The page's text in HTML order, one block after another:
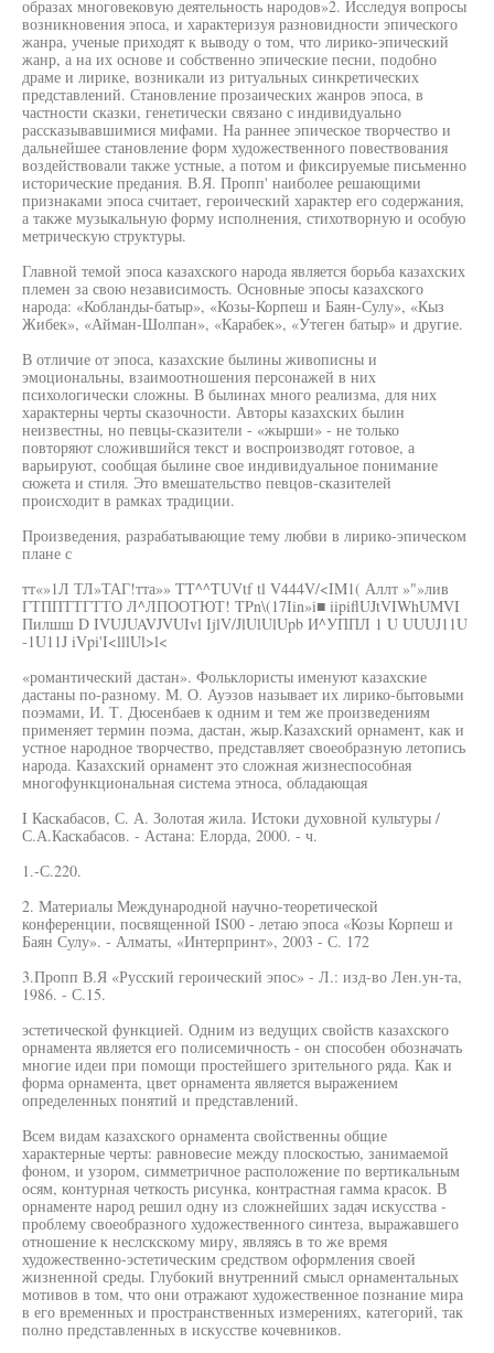
образах многовековую деятельность народов»2. Исследуя вопросы
возникновения эпоса, и характеризуя разновидности эпического
жанра, ученые приходят к выводу о том, что лирико-эпический
жанр, а на их основе и собственно эпические песни, подобно
драме и лирике, возникали из ритуальных синкретических
представлений. Становление прозаических жанров эпоса, в
частности сказки, генетически связано с индивидуально
рассказывавшимися мифами. На раннее эпическое творчество и
дальнейшее становление форм художественного повествования
воздействовали также устные, а потом и фиксируемые письменно
исторические предания. В.Я. Пропп' наиболее решающими
признаками эпоса считает, героический характер его содержания,
а также музыкальную форму исполнения, стихотворную и особую
метрическую структуры.
Главной темой эпоса казахского народа является борьба казахских
племен за свою независимость. Основные эпосы казахского
народа: «Кобланды-батыр», «Козы-Корпеш и Баян-Сулу», «Кыз
Жибек», «Айман-Шолпан», «Карабек», «Утеген батыр» и другие.
В отличие от эпоса, казахские былины живописны и
эмоциональны, взаимоотношения персонажей в них
психологически сложны. В былинах много реализма, для них
характерны черты сказочности. Авторы казахских былин
неизвестны, но певцы-сказители - «жырши» - не только
повторяют сложившийся текст и воспроизводят готовое, а
варьируют, сообщая былине свое индивидуальное понимание
сюжета и стиля. Это вмешательство певцов-сказителей
происходит в рамках традиции.
Произведения, разрабатывающие тему любви в лирико-эпическом
плане с
тт«»1Л ТЛ»ТАГ!тта»» TT^^TUVtf tl V444V/<IM1( Аллт »"»лив
ГТППТТГТТО Л^ЛПООТЮТ! TPn\(17Iin»i■ iipiflUJtVIWhUMVI
Пилшш D IVUJUAVJVUIvl IjlV/JlUlUlUpb И^УППЛ 1 U UUUJ11U
-1U11J iVpi'I<lllUl>l<
«романтический дастан». Фольклористы именуют казахские
дастаны по-разному. М. О. Ауэзов называет их лирико-бытовыми
поэмами, И. Т. Дюсенбаев к одним и тем же произведениям
применяет термин поэма, дастан, жыр.Казахский орнамент, как и
устное народное творчество, представляет своеобразную летопись
народа. Казахский орнамент это сложная жизнеспособная
многофункциональная система этноса, обладающая
I Каскабасов, С. А. Золотая жила. Истоки духовной культуры /
С.А.Каскабасов. - Астана: Елорда, 2000. - ч.
1.-С.220.
2. Материалы Международной научно-теоретической
конференции, посвященной IS00 - летаю эпоса «Козы Корпеш и
Баян Сулу». - Алматы, «Интерпринт», 2003 - С. 172
3.Пропп В.Я «Русский героический эпос» - Л.: изд-во Лен.ун-та,
1986. - С.15.
эстетической функцией. Одним из ведущих свойств казахского
орнамента является его полисемичность - он способен обозначать
многие идеи при помощи простейшего зрительного ряда. Как и
форма орнамента, цвет орнамента является выражением
определенных понятий и представлений.
Всем видам казахского орнамента свойственны общие
характерные черты: равновесие между плоскостью, занимаемой
фоном, и узором, симметричное расположение по вертикальным
осям, контурная четкость рисунка, контрастная гамма красок. В
орнаменте народ решил одну из сложнейших задач искусства -
проблему своеобразного художественного синтеза, выражавшего
отношение к неслскскому миру, являясь в то же время
художественно-эстетическим средством оформления своей
жизненной среды. Глубокий внутренний смысл орнаментальных
мотивов в том, что они отражают художественное познание мира
в его временных и пространственных измерениях, категорий, так
полно представленных в искусстве кочевников.